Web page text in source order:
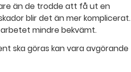
än de trodde att få ut en
blir det än mer komplicerat.
mindre bekvämt.
ska göras kan vara avgörande